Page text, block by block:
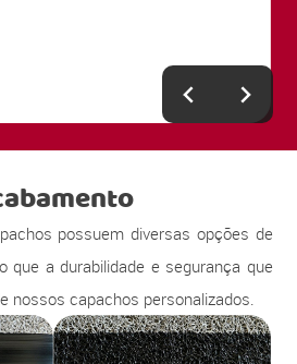
possuem diversas opções de
que a durabilidade e segurança que
nossos capachos personalizados.